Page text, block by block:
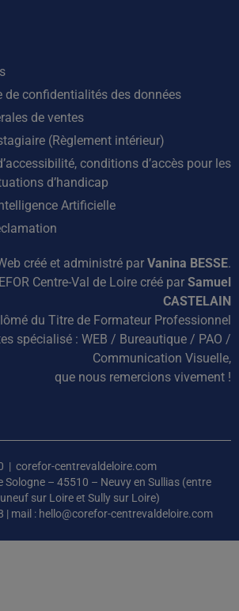
de confidentialités des données
de ventes
(Règlement intérieur)
conditions d’accès pour les
d’handicap
Artificielle
créé et administré par Vanina BESSE.
Centre-Val de Loire créé par Samuel
CASTELAIN
du Titre de Formateur Professionnel
spécialisé : WEB / Bureautique / PAO /
Communication Visuelle,
que nous remercions vivement !
| corefor-centrevaldeloire.com
Sologne – 45510 – Neuvy en Sullias (entre
sur Loire et Sully sur Loire)
| mail : hello@corefor-centrevaldeloire.com